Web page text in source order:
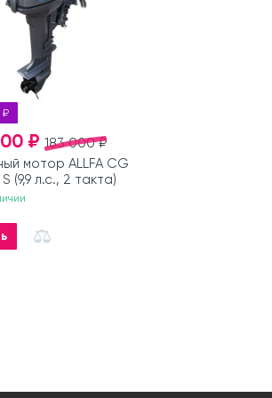
₽
183 000 ₽
₽
мотор ALLFA CG
S (9,9 л.с., 2 такта)